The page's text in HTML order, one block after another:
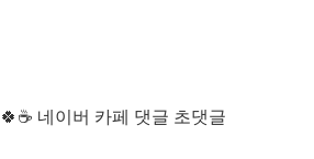
🍀☕ 네이버 카페 댓글 초댓글